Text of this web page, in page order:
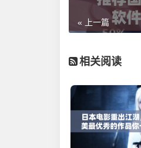
« 上一篇
相关阅读